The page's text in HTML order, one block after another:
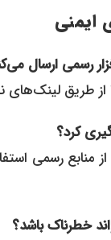
ایمنی
رسمی ارسال
طریق
کرد؟
از منابع رسمی
خطرناک باشد؟